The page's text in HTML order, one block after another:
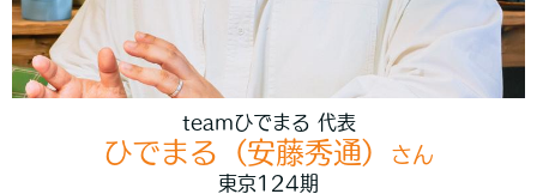
teamひでまる 代表
ひでまる（安藤秀通） さん
東京124期